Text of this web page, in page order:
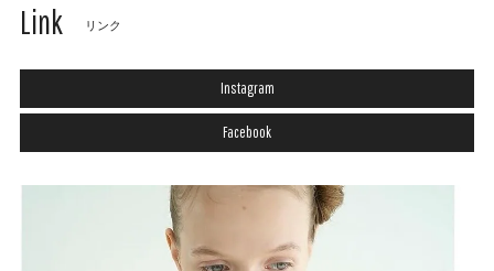
Link リンク
Instagram
Facebook